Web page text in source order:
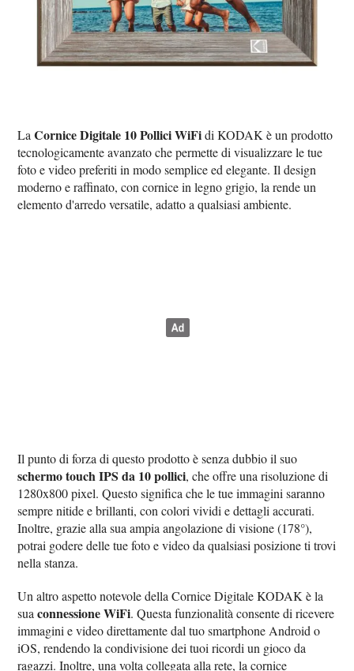
LaCornice Digitale 10 Pollici WiFidi KODAK è un prodotto
tecnologicamente avanzato che permette di visualizzare le tue
foto e video preferiti in modo semplice ed elegante. Il design
moderno e raffinato, con cornice in legno grigio, la rende un
elemento d'arredo versatile, adatto a qualsiasi ambiente.
Il punto di forza di questo prodotto è senza dubbio il suo
schermo touch IPS da 10 pollici, che offre una risoluzione di
1280x800 pixel. Questo significa che le tue immagini saranno
sempre nitide e brillanti, con colori vividi e dettagli accurati.
Inoltre, grazie alla sua ampia angolazione di visione (178°),
potrai godere delle tue foto e video da qualsiasi posizione ti trovi
nella stanza.
Un altro aspetto notevole della Cornice Digitale KODAK è la
suaconnessione WiFi. Questa funzionalità consente di ricevere
immagini e video direttamente dal tuo smartphone Android o
iOS, rendendo la condivisione dei tuoi ricordi un gioco da
ragazzi. Inoltre, una volta collegata alla rete, la cornice